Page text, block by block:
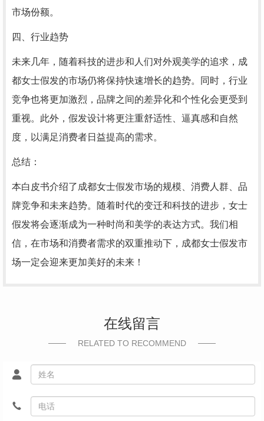
市场份额。
四、行业趋势
未来几年，随着科技的进步和人们对外观美学的追求，成
都女士假发的市场仍将保持快速增长的趋势。同时，行业
竞争也将更加激烈，品牌之间的差异化和个性化会更受到
重视。此外，假发设计将更注重舒适性、逼真感和自然
度，以满足消费者日益提高的需求。
总结：
本白皮书介绍了成都女士假发市场的规模、消费人群、品
牌竞争和未来趋势。随着时代的变迁和科技的进步，女士
假发将会逐渐成为一种时尚和美学的表达方式。我们相
信，在市场和消费者需求的双重推动下，成都女士假发市
场一定会迎来更加美好的未来！
在线留言
RELATED TO RECOMMEND